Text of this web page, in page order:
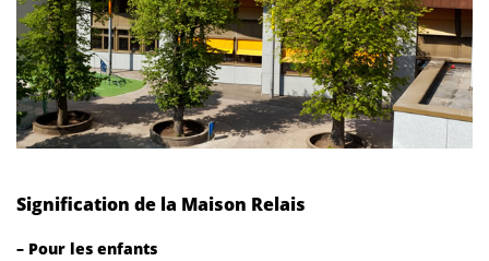
Signification de la Maison Relais
– Pour les enfants